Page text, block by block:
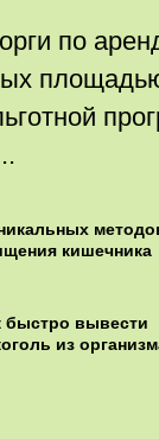
по
кишечника
быстро вывести
из